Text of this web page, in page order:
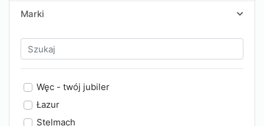
Marki
Węc - twój jubiler
Łazur
Stelmach